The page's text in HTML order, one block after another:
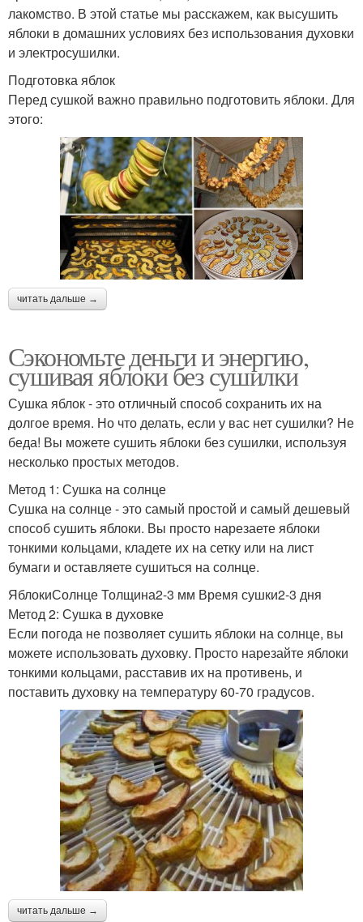
лакомство. В этой статье мы расскажем, как высушить
яблоки в домашних условиях без использования духовки
и электросушилки.
Подготовка яблок
Перед сушкой важно правильно подготовить яблоки. Для
этого:
читать дальше →
Сэкономьте деньги и энергию,
сушивая яблоки без сушилки
Сушка яблок - это отличный способ сохранить их на
долгое время. Но что делать, если у вас нет сушилки? Не
беда! Вы можете сушить яблоки без сушилки, используя
несколько простых методов.
Метод 1: Сушка на солнце
Сушка на солнце - это самый простой и самый дешевый
способ сушить яблоки. Вы просто нарезаете яблоки
тонкими кольцами, кладете их на сетку или на лист
бумаги и оставляете сушиться на солнце.
ЯблокиСолнце Толщина2-3 мм Время сушки2-3 дня
Метод 2: Сушка в духовке
Если погода не позволяет сушить яблоки на солнце, вы
можете использовать духовку. Просто нарезайте яблоки
тонкими кольцами, расставив их на противень, и
поставить духовку на температуру 60-70 градусов.
читать дальше →